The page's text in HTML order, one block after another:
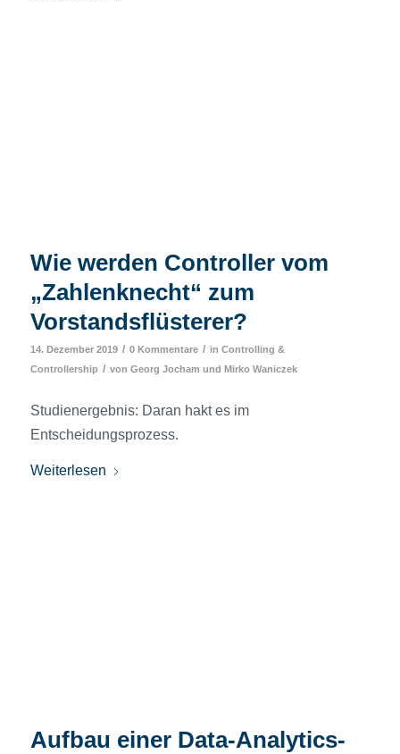
Wie werden Controller vom
„Zahlenknecht“ zum
Vorstandsflüsterer?
14. Dezember 2019 / 0 Kommentare / in Controlling &
Controllership / von Georg Jocham und Mirko Waniczek
Studienergebnis: Daran hakt es im
Entscheidungsprozess.
Weiterlesen
Aufbau einer Data-Analytics-